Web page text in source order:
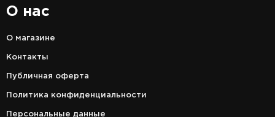
О нас
О магазине
Контакты
Публичная оферта
Политика конфиденциальности
Персональные данные